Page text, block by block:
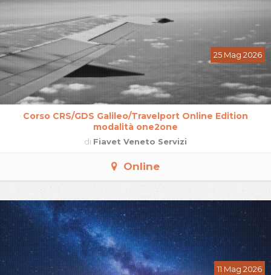
Corso CRS/GDS Galileo/Travelport Online Edition
modalità one2one
di Fiavet Veneto Servizi
25 Mag 2026
Online
11 Mag 2026